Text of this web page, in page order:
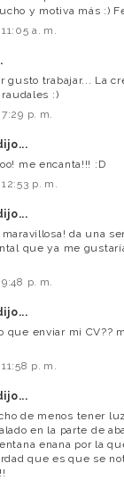
y motiva más :)
a. m.
gusto trabajar... La
:)
p. m.
me encanta!!! :D
p. m.
da una
que ya me
p. m.
que enviar mi CV??
p. m.
de menos tener
en la parte de
enana por la
que es que se